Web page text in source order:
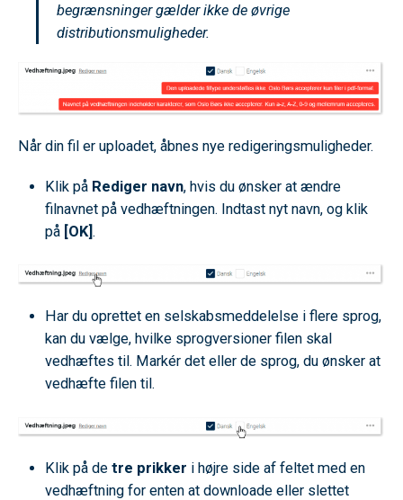
begrænsninger gælder ikke de øvrige
distributionsmuligheder.
Når din fil er uploadet, åbnes nye redigeringsmuligheder.
Klik på Rediger navn, hvis du ønsker at ændre
filnavnet på vedhæftningen. Indtast nyt navn, og klik
på [OK] .
Har du oprettet en selskabsmeddelelse i flere sprog,
kan du vælge, hvilke sprogversioner filen skal
vedhæftes til. Markér det eller de sprog, du ønsker at
vedhæfte filen til.
Klik på de tre prikker i højre side af feltet med en
vedhæftning for enten at downloade eller slettet